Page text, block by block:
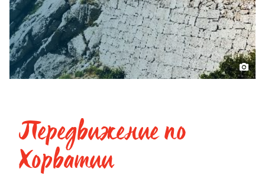
Передвижение по
Хорватии